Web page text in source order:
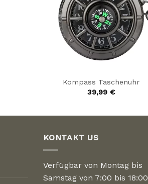
Kompass Taschenuhr
39,99 €
KONTAKT US
Verfügbar von Montag bis
Samstag von 7:00 bis 18:00